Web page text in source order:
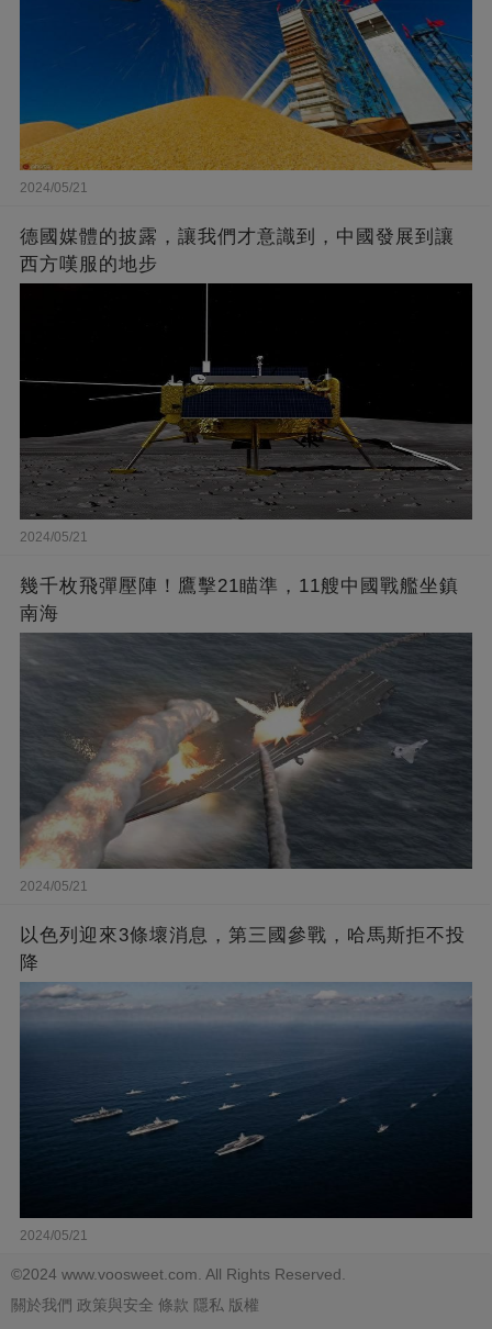
2024/05/21
德國媒體的披露，讓我們才意識到，中國發展到讓
西方嘆服的地步
2024/05/21
幾千枚飛彈壓陣！鷹擊21瞄準，11艘中國戰艦坐鎮
南海
2024/05/21
以色列迎來3條壞消息，第三國參戰，哈馬斯拒不投
降
2024/05/21
©2024 www.voosweet.com. All Rights Reserved.
關於我們 政策與安全 條款 隱私 版權